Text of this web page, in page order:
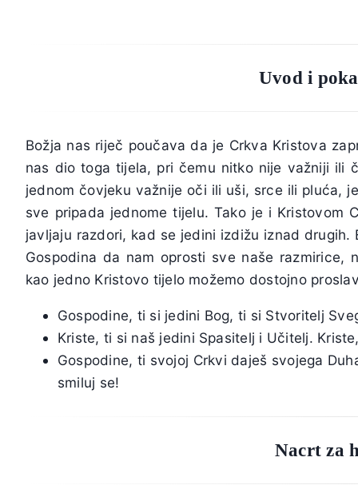
Uvod i
Božja nas riječ poučava da je Crkva Kristova
nas dio toga tijela, pri čemu nitko nije važniji ili
jednom čovjeku važnije oči ili uši, srce ili pluća,
sve pripada jednome tijelu. Tako je i Kristovom
javljaju razdori, kad se jedini izdižu iznad
Gospodina da nam oprosti sve naše
kao jedno Kristovo tijelo možemo dostojno
Gospodine, ti si jedini Bog, ti si Stvoritelj
Kriste, ti si naš jedini Spasitelj i Učitelj.
Gospodine, ti svojoj Crkvi daješ svojega
smiluj se!
Nacrt za